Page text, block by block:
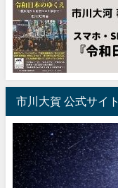
市川大賀 公式サイト